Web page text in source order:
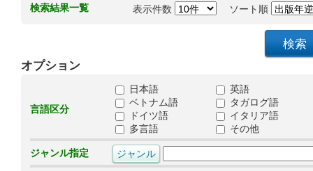
検索結果一覧 表示件数 ソート順
オプション
言語区分
日本語
英語
ベトナム語
タガログ語
ドイツ語
イタリア語
多言語
その他
ジャンル指定